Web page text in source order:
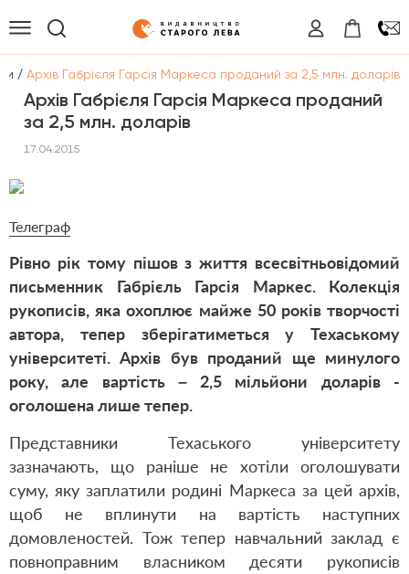
/ Архів Габрієля Гарсія Маркеса проданий за 2,5 млн. доларів
Архів Габрієля Гарсія Маркеса проданий
за 2,5 млн. доларів
17.04.2015
Телеграф
Рівно рік тому пішов з життя всесвітньовідомий
письменник Габрієль Гарсія Маркес. Колекція
рукописів, яка охоплює майже 50 років творчості
автора, тепер зберігатиметься у Техаському
університеті. Архів був проданий ще минулого
року, але вартість – 2,5 мільйони доларів -
оголошена лише тепер.
Представники Техаського університету
зазначають, що раніше не хотіли оголошувати
суму, яку заплатили родині Маркеса за цей архів,
щоб не вплинути на вартість наступних
домовленостей. Тож тепер навчальний заклад є
повноправним власником десяти рукописів